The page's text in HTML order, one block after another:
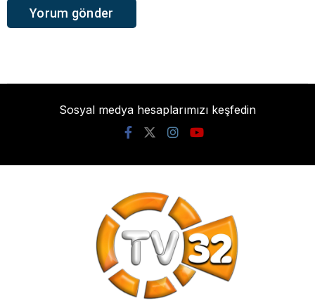
Sosyal medya hesaplarımızı keşfedin